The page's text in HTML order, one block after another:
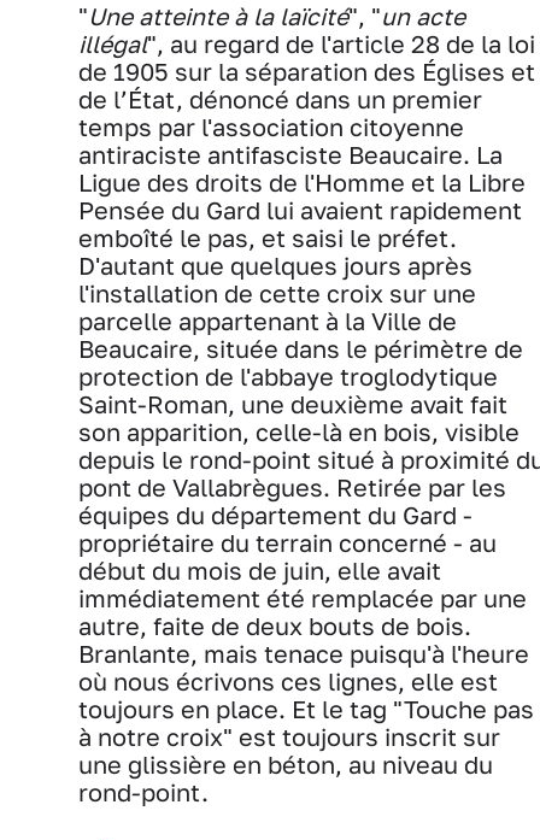
"Une atteinte à la laïcité", "un acte
illégal", au regard de l'article 28 de la loi
de 1905 sur la séparation des Églises et
de l’État, dénoncé dans un premier
temps par l'association citoyenne
antiraciste antifasciste Beaucaire. La
Ligue des droits de l'Homme et la Libre
Pensée du Gard lui avaient rapidement
emboîté le pas, et saisi le préfet.
D'autant que quelques jours après
l'installation de cette croix sur une
parcelle appartenant à la Ville de
Beaucaire, située dans le périmètre de
protection de l'abbaye troglodytique
Saint-Roman, une deuxième avait fait
son apparition, celle-là en bois, visible
depuis le rond-point situé à proximité
pont de Vallabrègues. Retirée par les
équipes du département du Gard -
propriétaire du terrain concerné - au
début du mois de juin, elle avait
immédiatement été remplacée par une
autre, faite de deux bouts de bois.
Branlante, mais tenace puisqu'à l'heure
où nous écrivons ces lignes, elle est
toujours en place. Et le tag "Touche pas
à notre croix" est toujours inscrit sur
une glissière en béton, au niveau du
rond-point.